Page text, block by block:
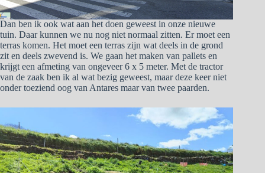
Dan ben ik ook wat aan het doen geweest in onze nieuwe
tuin. Daar kunnen we nu nog niet normaal zitten. Er moet een
terras komen. Het moet een terras zijn wat deels in de grond
zit en deels zwevend is. We gaan het maken van pallets en
krijgt een afmeting van ongeveer 6 x 5 meter. Met de tractor
van de zaak ben ik al wat bezig geweest, maar deze keer niet
onder toeziend oog van Antares maar van twee paarden.